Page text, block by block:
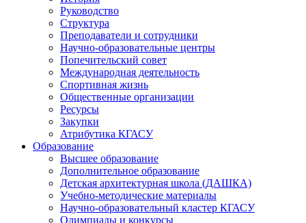
Руководство
Структура
Преподаватели и сотрудники
Научно-образовательные центры
Попечительский совет
Международная деятельность
Спортивная жизнь
Общественные организации
Ресурсы
Закупки
Атрибутика КГАСУ
Образование
Высшее образование
Дополнительное образование
Детская архитектурная школа (ДАШКА)
Учебно-методические материалы
Научно-образовательный кластер КГАСУ
Олимпиады и конкурсы